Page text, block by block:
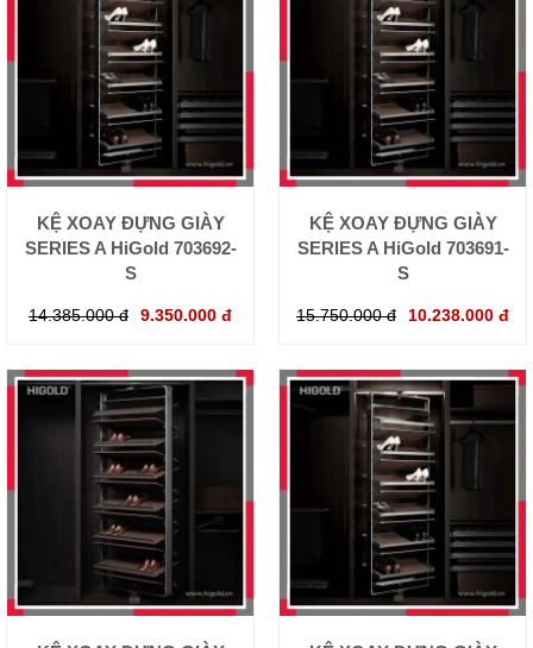
KỆ XOAY ĐỰNG GIÀY
SERIES A HiGold 703692-
S
14.385.000 đ 9.350.000 đ
KỆ XOAY ĐỰNG GIÀY
SERIES A HiGold 703691-
S
15.750.000 đ 10.238.000 đ